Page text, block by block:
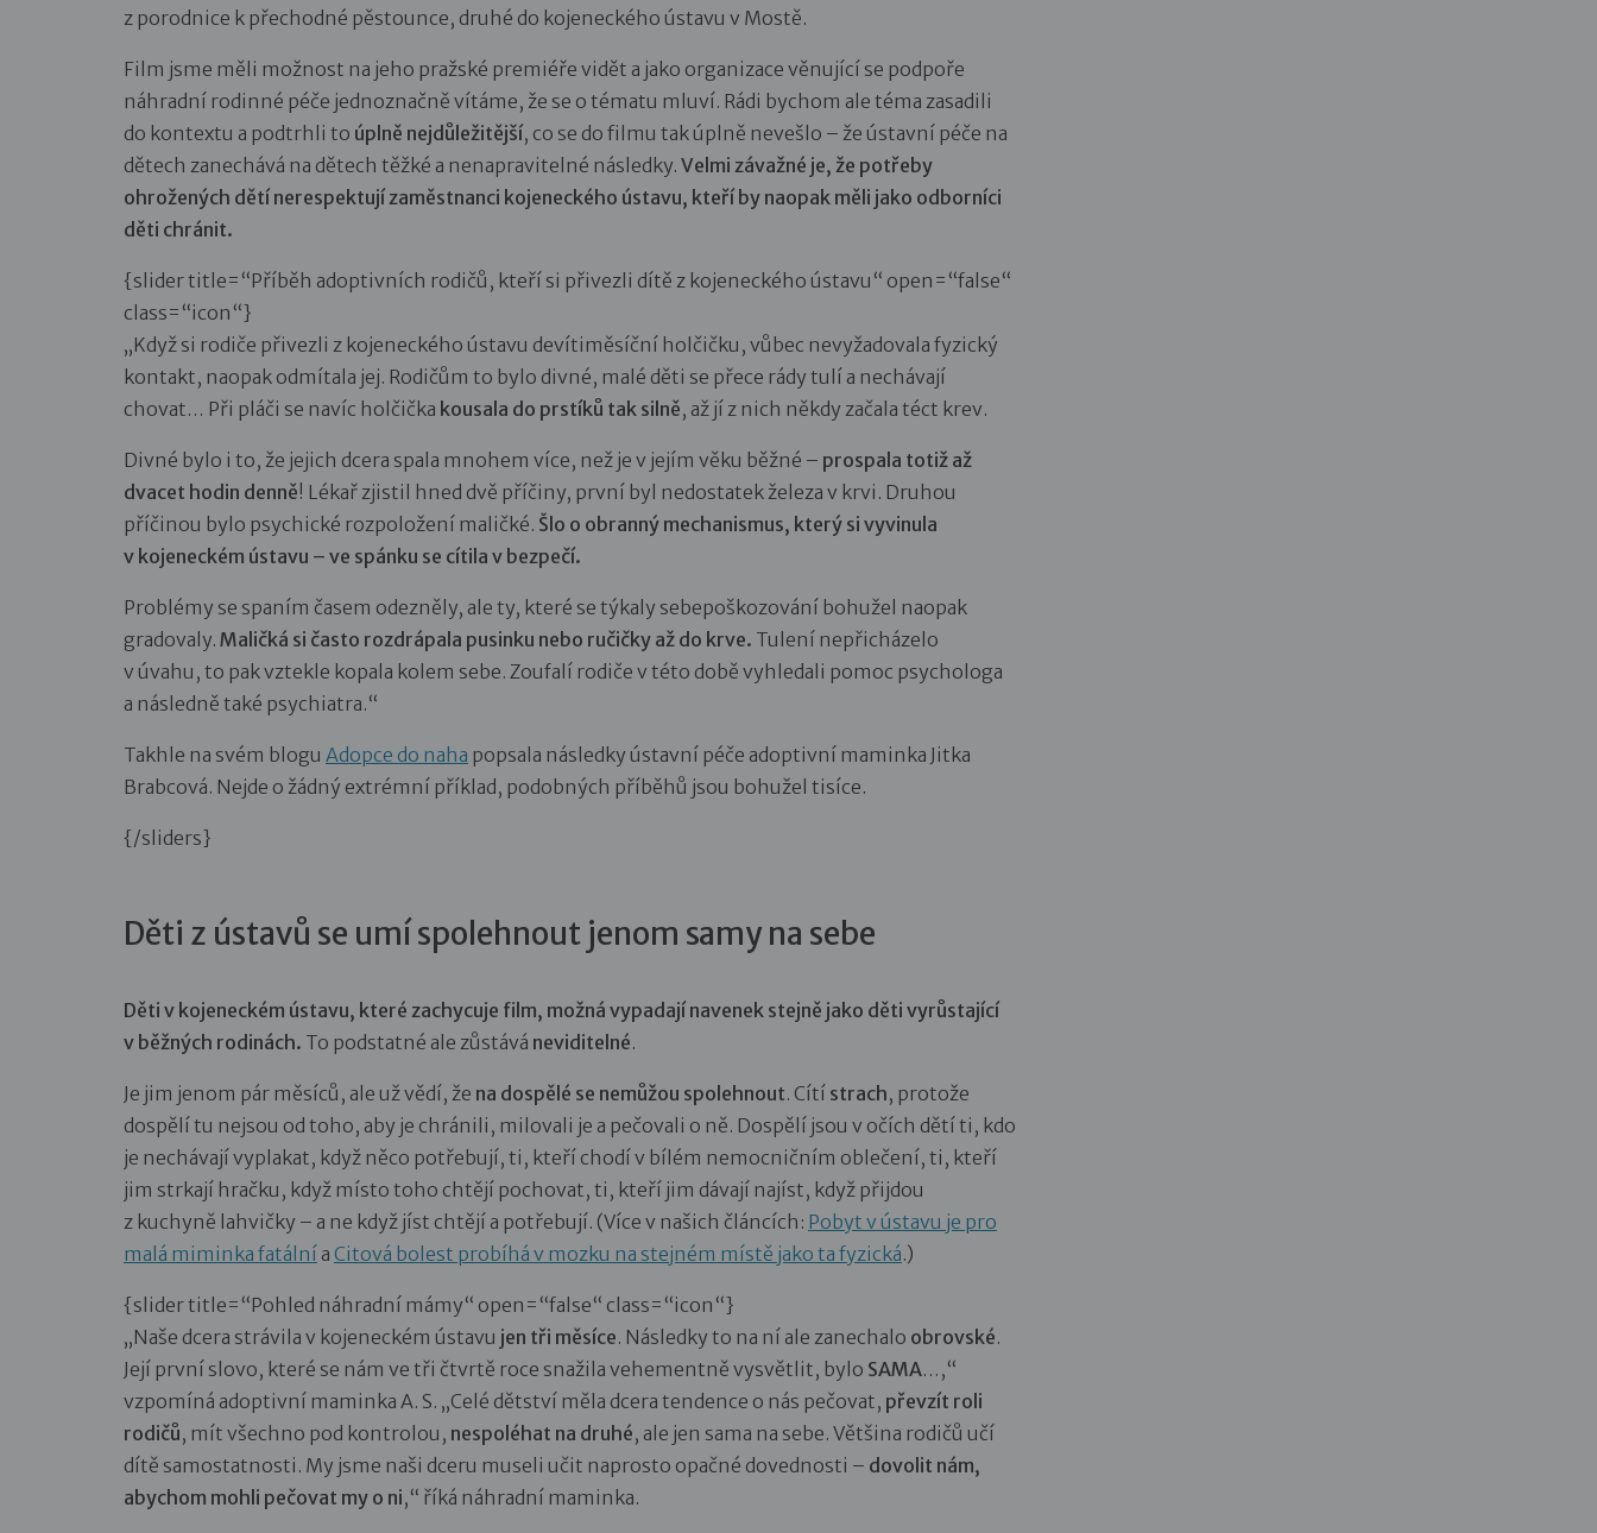
z porodnice k přechodné pěstounce, druhé do kojeneckého ústavu v Mostě.
Film jsme měli možnost na jeho pražské premiéře vidět a jako organizace věnující se podpoře
náhradní rodinné péče jednoznačně vítáme, že se o tématu mluví. Rádi bychom ale téma zasadili
do kontextu a podtrhli to úplně nejdůležitější, co se do filmu tak úplně nevešlo – že ústavní péče na
dětech zanechává na dětech těžké a nenapravitelné následky. Velmi závažné je, že potřeby
ohrožených dětí nerespektují zaměstnanci kojeneckého ústavu, kteří by naopak měli jako odborníci
děti chránit.
{slider title=“Příběh adoptivních rodičů, kteří si přivezli dítě z kojeneckého ústavu“ open=“false“
class=“icon“}
„Když si rodiče přivezli z kojeneckého ústavu devítiměsíční holčičku, vůbec nevyžadovala fyzický
kontakt, naopak odmítala jej. Rodičům to bylo divné, malé děti se přece rády tulí a nechávají
chovat… Při pláči se navíc holčička kousala do prstíků tak silně, až jí z nich někdy začala téct krev.
Divné bylo i to, že jejich dcera spala mnohem více, než je v jejím věku běžné – prospala totiž až
dvacet hodin denně! Lékař zjistil hned dvě příčiny, první byl nedostatek železa v krvi. Druhou
příčinou bylo psychické rozpoložení maličké. Šlo o obranný mechanismus, který si vyvinula
v kojeneckém ústavu – ve spánku se cítila v bezpečí.
Problémy se spaním časem odezněly, ale ty, které se týkaly sebepoškozování bohužel naopak
gradovaly. Maličká si často rozdrápala pusinku nebo ručičky až do krve. Tulení nepřicházelo
v úvahu, to pak vztekle kopala kolem sebe. Zoufalí rodiče v této době vyhledali pomoc psychologa
a následně také psychiatra.“
Takhle na svém blogu Adopce do naha popsala následky ústavní péče adoptivní maminka Jitka
Brabcová. Nejde o žádný extrémní příklad, podobných příběhů jsou bohužel tisíce.
{/sliders}
Děti z ústavů se umí spolehnout jenom samy na sebe
Děti v kojeneckém ústavu, které zachycuje film, možná vypadají navenek stejně jako děti vyrůstající
v běžných rodinách. To podstatné ale zůstává neviditelné.
Je jim jenom pár měsíců, ale už vědí, že na dospělé se nemůžou spolehnout. Cítí strach, protože
dospělí tu nejsou od toho, aby je chránili, milovali je a pečovali o ně. Dospělí jsou v očích dětí ti, kdo
je nechávají vyplakat, když něco potřebují, ti, kteří chodí v bílém nemocničním oblečení, ti, kteří
jim strkají hračku, když místo toho chtějí pochovat, ti, kteří jim dávají najíst, když přijdou
z kuchyně lahvičky – a ne když jíst chtějí a potřebují. (Více v našich článcích: Pobyt v ústavu je pro
malá miminka fatální a Citová bolest probíhá v mozku na stejném místě jako ta fyzická.)
{slider title=“Pohled náhradní mámy“ open=“false“ class=“icon“}
„Naše dcera strávila v kojeneckém ústavu jen tři měsíce. Následky to na ní ale zanechalo obrovské.
Její první slovo, které se nám ve tři čtvrtě roce snažila vehementně vysvětlit, bylo SAMA…,“
vzpomíná adoptivní maminka A. S. „Celé dětství měla dcera tendence o nás pečovat, převzít roli
rodičů, mít všechno pod kontrolou, nespoléhat na druhé, ale jen sama na sebe. Většina rodičů učí
dítě samostatnosti. My jsme naši dceru museli učit naprosto opačné dovednosti – dovolit nám,
abychom mohli pečovat my o ni,“ říká náhradní maminka.